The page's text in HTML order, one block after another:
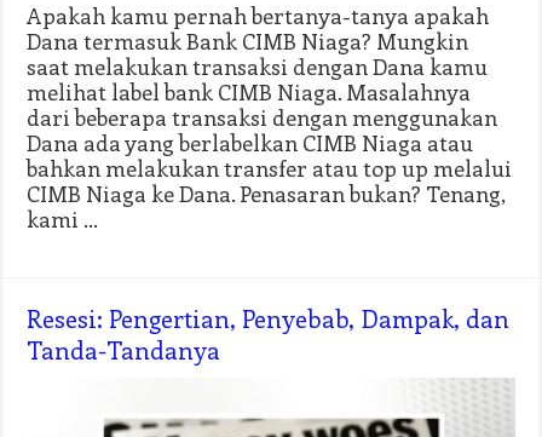
Apakah kamu pernah bertanya-tanya apakah
Dana termasuk Bank CIMB Niaga? Mungkin
saat melakukan transaksi dengan Dana kamu
melihat label bank CIMB Niaga. Masalahnya
dari beberapa transaksi dengan menggunakan
Dana ada yang berlabelkan CIMB Niaga atau
bahkan melakukan transfer atau top up melalui
CIMB Niaga ke Dana. Penasaran bukan? Tenang,
kami …
Resesi: Pengertian, Penyebab, Dampak, dan
Tanda-Tandanya